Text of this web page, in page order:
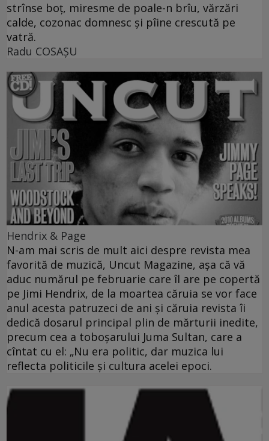
strînse boţ, miresme de poale-n brîu, vărzări
calde, cozonac domnesc şi pîine crescută pe
vatră.
Radu COSAŞU
Hendrix & Page
N-am mai scris de mult aici despre revista mea
favorită de muzică, Uncut Magazine, aşa că vă
aduc numărul pe februarie care îl are pe copertă
pe Jimi Hendrix, de la moartea căruia se vor face
anul acesta patruzeci de ani şi căruia revista îi
dedică dosarul principal plin de mărturii inedite,
precum cea a toboşarului Juma Sultan, care a
cîntat cu el: „Nu era politic, dar muzica lui
reflecta politicile şi cultura acelei epoci.